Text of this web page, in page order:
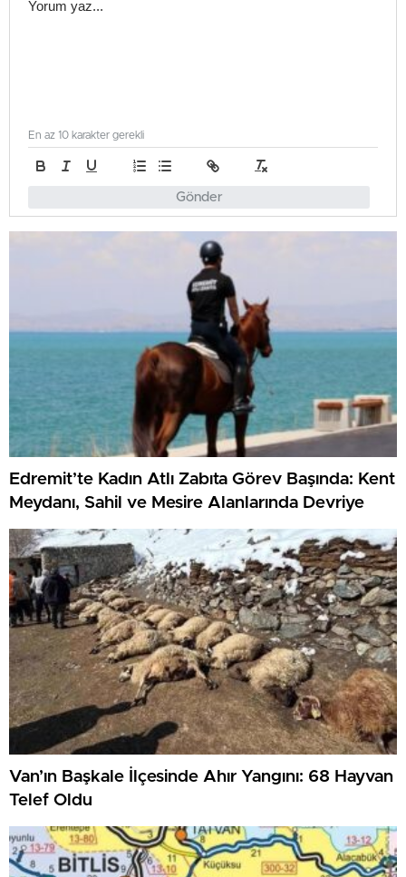
Gönder
En az 10 karakter gerekli
Edremit’te Kadın Atlı Zabıta Görev Başında: Kent
Meydanı, Sahil ve Mesire Alanlarında Devriye
Van’ın Başkale İlçesinde Ahır Yangını: 68 Hayvan
Telef Oldu